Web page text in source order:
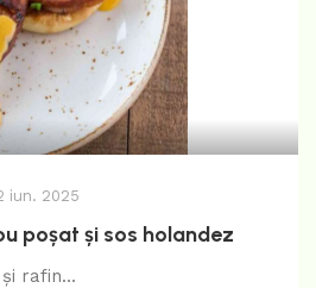
iun. 2025
poșat și sos holandez
rafin...